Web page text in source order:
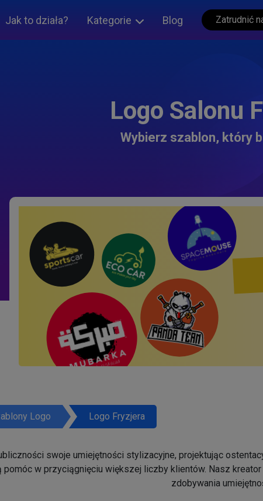
Jak to działa? Kategorie Blog Zatrudnić
Logo Salonu
Wybierz szablon, który
Logo Logo Fryzjera
swoje umiejętności stylizacyjne, projektując
pomóc w przyciągnięciu większej liczby klientów. Nasz
zdobywania